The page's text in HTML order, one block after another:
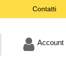
Contatti
Account